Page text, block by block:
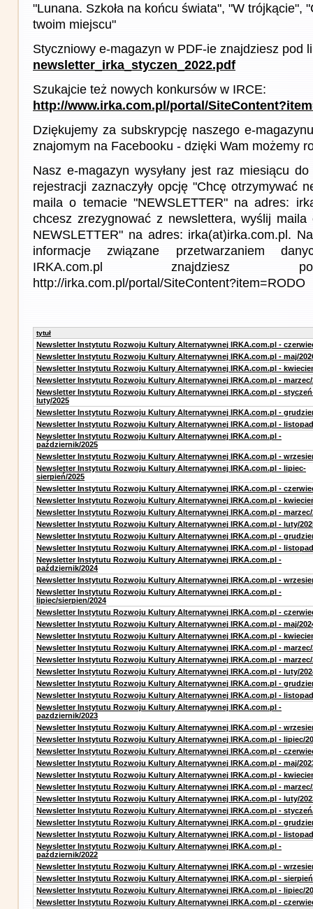
"Lunana. Szkoła na końcu świata", "W trójkącie",
twoim miejscu"
Styczniowy e-magazyn w PDF-ie znajdziesz pod
newsletter_irka_styczen_2022.pdf
Szukajcie też nowych konkursów w IRCE:
http://www.irka.com.pl/portal/
Dziękujemy za subskrypcję naszego e-
znajomym na Facebooku - dzięki Wam możemy
Nasz e-magazyn wysyłany jest raz miesiącu
rejestracji zaznaczyły opcję "Chcę otrzymywać
maila o temacie "NEWSLETTER" na adres:
chcesz zrezygnować z newslettera, wyślij
NEWSLETTER" na adres: irka(at)irka.com.pl.
informacje związane przetwarzaniem
IRKA.com.pl znajdziesz
http://irka.com.pl/portal/SiteContent?item=RODO
tytuł
Newsletter Instytutu Rozwoju Kultury Alternatywnej IRKA.com.pl -
Newsletter Instytutu Rozwoju Kultury Alternatywnej IRKA.com.pl - maj/
Newsletter Instytutu Rozwoju Kultury Alternatywnej IRKA.com.pl -
Newsletter Instytutu Rozwoju Kultury Alternatywnej IRKA.com.pl - marzec/
Newsletter Instytutu Rozwoju Kultury Alternatywnej IRKA.com.pl -
luty/2025
Newsletter Instytutu Rozwoju Kultury Alternatywnej IRKA.com.pl -
Newsletter Instytutu Rozwoju Kultury Alternatywnej IRKA.com.pl -
Newsletter Instytutu Rozwoju Kultury Alternatywnej IRKA.com.pl -
październik/2025
Newsletter Instytutu Rozwoju Kultury Alternatywnej IRKA.com.pl -
Newsletter Instytutu Rozwoju Kultury Alternatywnej IRKA.com.pl - lipiec-
sierpień/2025
Newsletter Instytutu Rozwoju Kultury Alternatywnej IRKA.com.pl -
Newsletter Instytutu Rozwoju Kultury Alternatywnej IRKA.com.pl -
Newsletter Instytutu Rozwoju Kultury Alternatywnej IRKA.com.pl - marzec/
Newsletter Instytutu Rozwoju Kultury Alternatywnej IRKA.com.pl - luty/
Newsletter Instytutu Rozwoju Kultury Alternatywnej IRKA.com.pl -
Newsletter Instytutu Rozwoju Kultury Alternatywnej IRKA.com.pl -
Newsletter Instytutu Rozwoju Kultury Alternatywnej IRKA.com.pl -
październik/2024
Newsletter Instytutu Rozwoju Kultury Alternatywnej IRKA.com.pl -
Newsletter Instytutu Rozwoju Kultury Alternatywnej IRKA.com.pl -
lipiec/sierpien/2024
Newsletter Instytutu Rozwoju Kultury Alternatywnej IRKA.com.pl -
Newsletter Instytutu Rozwoju Kultury Alternatywnej IRKA.com.pl - maj/
Newsletter Instytutu Rozwoju Kultury Alternatywnej IRKA.com.pl -
Newsletter Instytutu Rozwoju Kultury Alternatywnej IRKA.com.pl - marzec/
Newsletter Instytutu Rozwoju Kultury Alternatywnej IRKA.com.pl - marzec/
Newsletter Instytutu Rozwoju Kultury Alternatywnej IRKA.com.pl - luty/
Newsletter Instytutu Rozwoju Kultury Alternatywnej IRKA.com.pl -
Newsletter Instytutu Rozwoju Kultury Alternatywnej IRKA.com.pl -
Newsletter Instytutu Rozwoju Kultury Alternatywnej IRKA.com.pl -
pazdziernik/2023
Newsletter Instytutu Rozwoju Kultury Alternatywnej IRKA.com.pl -
Newsletter Instytutu Rozwoju Kultury Alternatywnej IRKA.com.pl - lipiec/
Newsletter Instytutu Rozwoju Kultury Alternatywnej IRKA.com.pl -
Newsletter Instytutu Rozwoju Kultury Alternatywnej IRKA.com.pl - maj/
Newsletter Instytutu Rozwoju Kultury Alternatywnej IRKA.com.pl -
Newsletter Instytutu Rozwoju Kultury Alternatywnej IRKA.com.pl - marzec/
Newsletter Instytutu Rozwoju Kultury Alternatywnej IRKA.com.pl - luty/
Newsletter Instytutu Rozwoju Kultury Alternatywnej IRKA.com.pl -
Newsletter Instytutu Rozwoju Kultury Alternatywnej IRKA.com.pl -
Newsletter Instytutu Rozwoju Kultury Alternatywnej IRKA.com.pl -
Newsletter Instytutu Rozwoju Kultury Alternatywnej IRKA.com.pl -
październik/2022
Newsletter Instytutu Rozwoju Kultury Alternatywnej IRKA.com.pl -
Newsletter Instytutu Rozwoju Kultury Alternatywnej IRKA.com.pl -
Newsletter Instytutu Rozwoju Kultury Alternatywnej IRKA.com.pl - lipiec/
Newsletter Instytutu Rozwoju Kultury Alternatywnej IRKA.com.pl -